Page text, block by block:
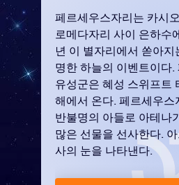
페르세우스자리는 카시
로메다자리 사이 은하수
년 이 별자리에서 쏟아지
명한 하늘의 이벤트이다.
유성군은 혜성 스위프트
해에서 온다. 페르세우스
반불명의 아들로 아테나
많은 선물을 선사한다.
사의 눈을 나타낸다.